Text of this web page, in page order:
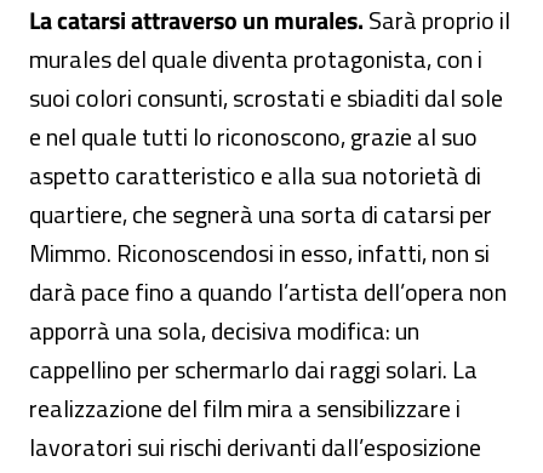
La catarsi attraverso un murales.Sarà proprio il
murales del quale diventa protagonista, con i
suoi colori consunti, scrostati e sbiaditi dal sole
e nel quale tutti lo riconoscono, grazie al suo
aspetto caratteristico e alla sua notorietà di
quartiere, che segnerà una sorta di catarsi per
Mimmo. Riconoscendosi in esso, infatti, non si
darà pace fino a quando l’artista dell’opera non
apporrà una sola, decisiva modifica: un
cappellino per schermarlo dai raggi solari. La
realizzazione del film mira a sensibilizzare i
lavoratori sui rischi derivanti dall’esposizione